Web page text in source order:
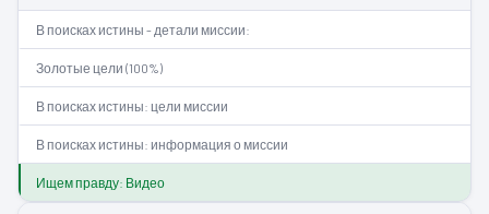
В поисках истины - детали миссии:
Золотые цели (100%)
В поисках истины: цели миссии
В поисках истины: информация о миссии
Ищем правду: Видео